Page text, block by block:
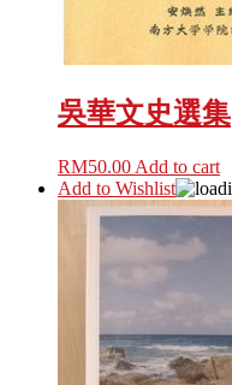
吳華文史選集
RM50.00 Add to cart
Add to Wishlist